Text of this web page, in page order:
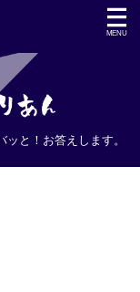
と！お答えします。